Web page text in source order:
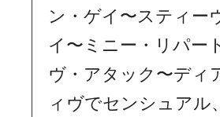
ン・ゲイ〜スティー
イ〜ミニー・リパー
ヴ・アタック〜ディ
ィヴでセンシュアル